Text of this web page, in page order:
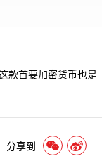
款首要加密货币也是
分享到